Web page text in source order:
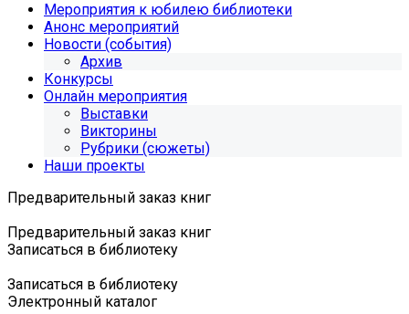
Мероприятия к юбилею библиотеки
Анонс мероприятий
Новости (события)
Архив
Конкурсы
Онлайн мероприятия
Выставки
Викторины
Рубрики (сюжеты)
Наши проекты
Предварительный заказ книг
Предварительный заказ книг
Записаться в библиотеку
Записаться в библиотеку
Электронный каталог